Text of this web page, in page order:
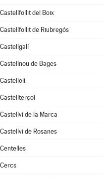
Castellfollit del Boix
Castellfollit de Riubregós
Castellgalí
Castellnou de Bages
Castellolí
Castellterçol
Castellví de la Marca
Castellví de Rosanes
Centelles
Cercs